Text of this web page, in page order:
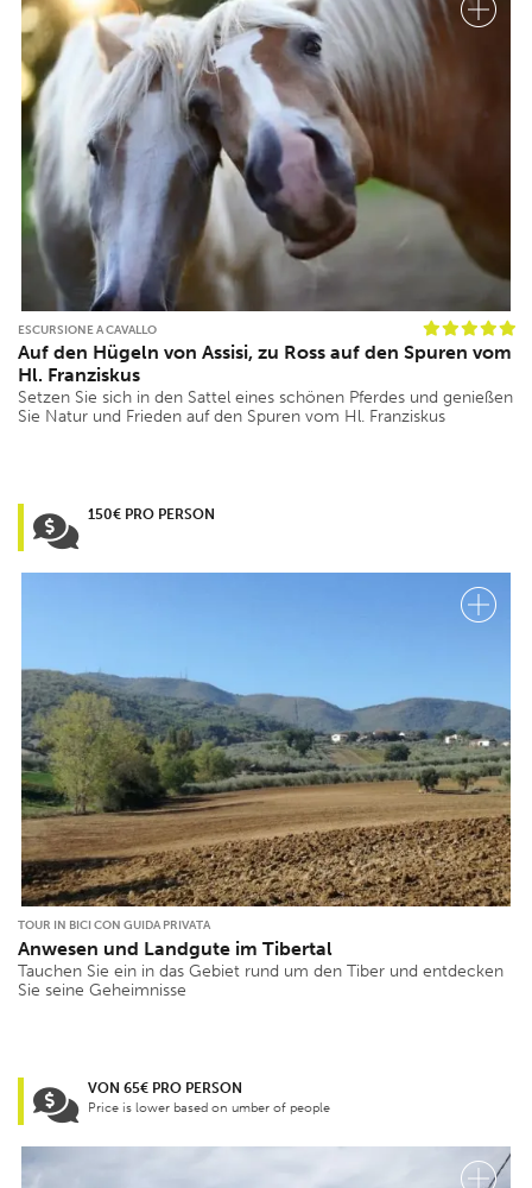
ESCURSIONE A CAVALLO
Auf den Hügeln von Assisi, zu Ross auf den Spuren vom
Hl. Franziskus
Setzen Sie sich in den Sattel eines schönen Pferdes und genießen
Sie Natur und Frieden auf den Spuren vom Hl. Franziskus
150€ PRO PERSON
TOUR IN BICI CON GUIDA PRIVATA
Anwesen und Landgute im Tibertal
Tauchen Sie ein in das Gebiet rund um den Tiber und entdecken
Sie seine Geheimnisse
VON 65€ PRO PERSON
Price is lower based on umber of people